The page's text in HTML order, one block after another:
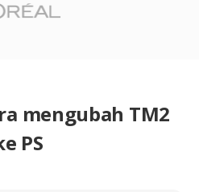
mengubah TM2
PS